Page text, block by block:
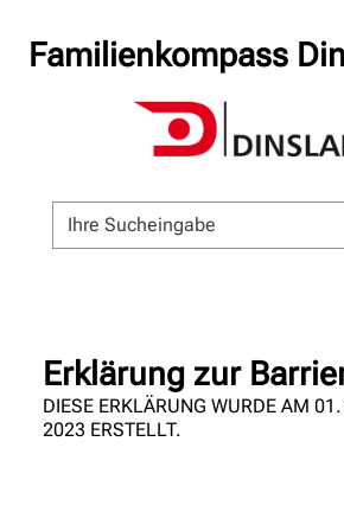
Familienkompass
Erklärung zur
DIESE ERKLÄRUNG WURDE AM
2023 ERSTELLT.